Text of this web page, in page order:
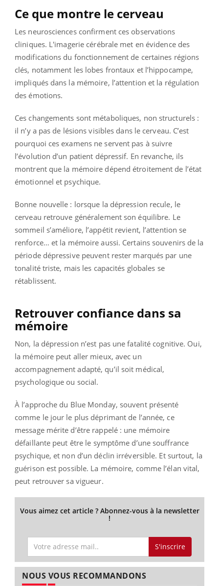
Ce que montre le cerveau
Les neurosciences confirment ces observations
cliniques. L'imagerie cérébrale met en évidence des
modifications du fonctionnement de certaines régions
clés, notamment les lobes frontaux et l’hippocampe,
impliqués dans la mémoire, l’attention et la régulation
des émotions.
Ces changements sont métaboliques, non structurels :
il n’y a pas de lésions visibles dans le cerveau. C’est
pourquoi ces examens ne servent pas à suivre
l’évolution d’un patient dépressif. En revanche, ils
montrent que la mémoire dépend étroitement de l’état
émotionnel et psychique.
Bonne nouvelle : lorsque la dépression recule, le
cerveau retrouve généralement son équilibre. Le
sommeil s’améliore, l’appétit revient, l’attention se
renforce… et la mémoire aussi. Certains souvenirs de la
période dépressive peuvent rester marqués par une
tonalité triste, mais les capacités globales se
rétablissent.
Retrouver confiance dans sa
mémoire
Non, la dépression n’est pas une fatalité cognitive. Oui,
la mémoire peut aller mieux, avec un
accompagnement adapté, qu’il soit médical,
psychologique ou social.
À l’approche du Blue Monday, souvent présenté
comme le jour le plus déprimant de l’année, ce
message mérite d’être rappelé : une mémoire
défaillante peut être le symptôme d’une souffrance
psychique, et non d’un déclin irréversible. Et surtout, la
guérison est possible. La mémoire, comme l’élan vital,
peut retrouver sa vigueur.
Vous aimez cet article ? Abonnez-vous à la newsletter
!
S'inscrire
NOUS VOUS RECOMMANDONS